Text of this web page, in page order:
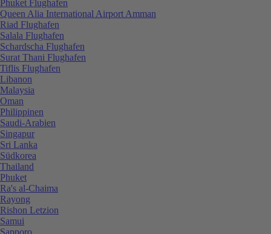
Phuket Flughafen
Queen Alia International Airport Amman
Riad Flughafen
Salala Flughafen
Schardscha Flughafen
Surat Thani Flughafen
Tiflis Flughafen
Libanon
Malaysia
Oman
Philippinen
Saudi-Arabien
Singapur
Sri Lanka
Südkorea
Thailand
Phuket
Ra's al-Chaima
Rayong
Rishon Letzion
Samui
Sapporo